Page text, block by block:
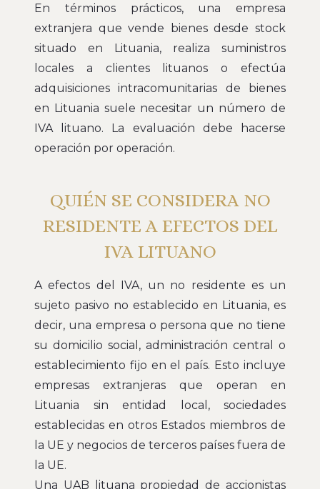
En términos prácticos, una empresa
extranjera que vende bienes desde stock
situado en Lituania, realiza suministros
locales a clientes lituanos o efectúa
adquisiciones intracomunitarias de bienes
en Lituania suele necesitar un número de
IVA lituano. La evaluación debe hacerse
operación por operación.
QUIÉN SE CONSIDERA NO
RESIDENTE A EFECTOS DEL
IVA LITUANO
A efectos del IVA, un no residente es un
sujeto pasivo no establecido en Lituania, es
decir, una empresa o persona que no tiene
su domicilio social, administración central o
establecimiento fijo en el país. Esto incluye
empresas extranjeras que operan en
Lituania sin entidad local, sociedades
establecidas en otros Estados miembros de
la UE y negocios de terceros países fuera de
la UE.
Una UAB lituana propiedad de accionistas